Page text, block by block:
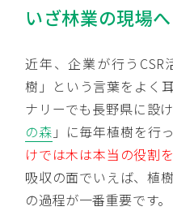
いざ林業の現場へ
近年、企業が行う
樹」という言葉をよく
ナリーでも長野県に設
の森 」に毎年植樹を行
けでは木は本当の役割
吸収の面でいえば、植
の過程が一番重要です。